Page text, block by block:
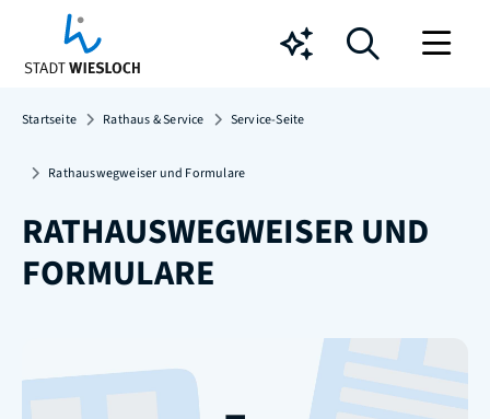
Chatbot
Startseite Rathaus & Service Service-Seite
Rathauswegweiser und Formulare
RATHAUSWEGWEISER UND
FORMULARE